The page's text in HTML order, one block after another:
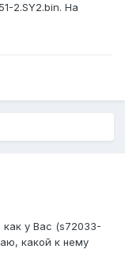
2.SY2.bin. На
как у Вас (s72033-
какой к нему